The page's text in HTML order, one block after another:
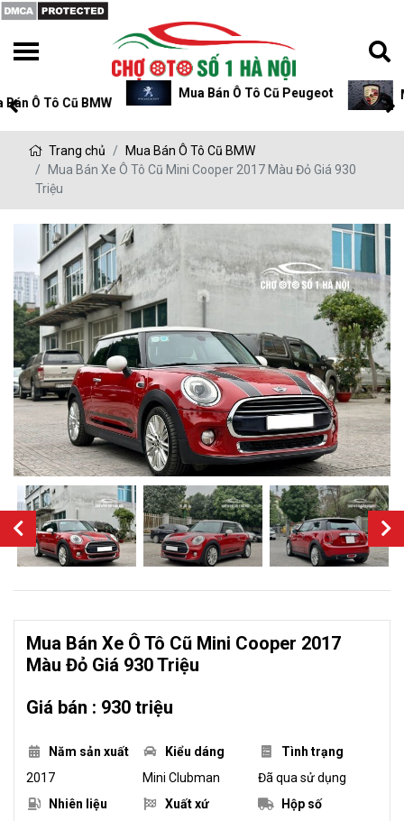
Mua Bán Ô Tô Cũ Peugeot Mua Bán Ô Tô Cũ
Trang chủ
Mua Bán Ô Tô Cũ BMW
Mua Bán Xe Ô Tô Cũ Mini Cooper 2017 Màu Đỏ Giá 930
Triệu
Mua Bán Xe Ô Tô Cũ Mini Cooper 2017
Màu Đỏ Giá 930 Triệu
Giá bán : 930 triệu
Năm sản xuất
2017
Kiểu dáng
Mini Clubman
Tình trạng
Đã qua sử dụng
Nhiên liệu
Xuất xứ
Hộp số